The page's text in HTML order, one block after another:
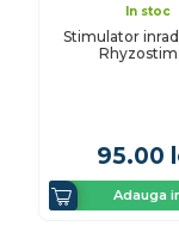
In stoc
Stimulator
Rhyzostim
95.00
Adauga